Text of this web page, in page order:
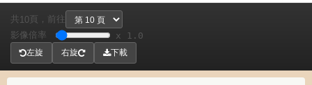
共 10頁， 前往
影像倍率
x 1.0
左旋 右旋 下載